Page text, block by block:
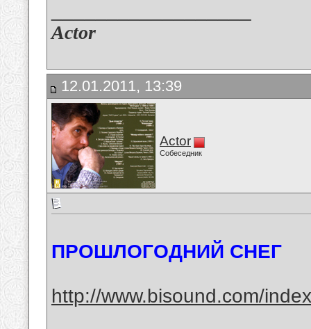
Actor
12.01.2011, 13:39
Actor
Собеседник
ПРОШЛОГОДНИЙ СНЕГ
http://www.bisound.com/